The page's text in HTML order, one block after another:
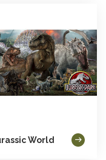
World